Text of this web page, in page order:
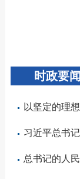
时政要闻